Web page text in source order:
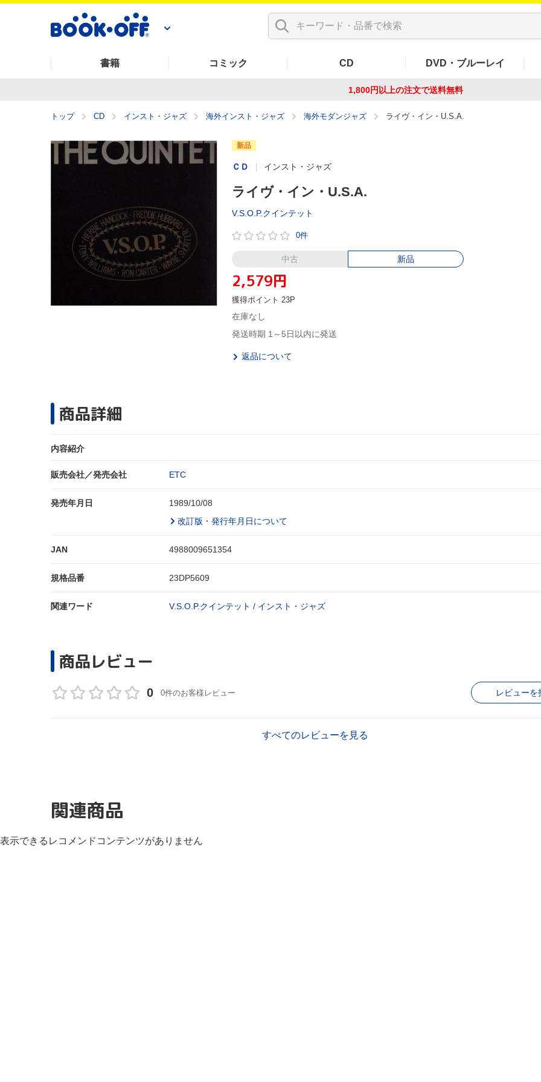
書籍 コミック CD DVD・ブルーレイ
1,800円以上の注文で送料無料
トップ CD インスト・ジャズ 海外インスト・ジャズ 海外モダンジャズ ライヴ・イン・U.S.A.
新品
ＣＤ インスト・ジャズ
ライヴ・イン・U.S.A.
V.S.O.P.クインテット
0件
中古 新品
2,579円
獲得ポイント 23P
在庫なし
発送時期 1～5日以内に発送
返品について
商品詳細
内容紹介
販売会社／発売会社 ETC
発売年月日
1989/10/08
改訂版・発行年月日について
JAN 4988009651354
規格品番 23DP5609
関連ワード V.S.O.P.クインテット / インスト・ジャズ
商品レビュー
0 0件のお客様レビュー レビューを
すべてのレビューを見る
関連商品
表示できるレコメンドコンテンツがありません